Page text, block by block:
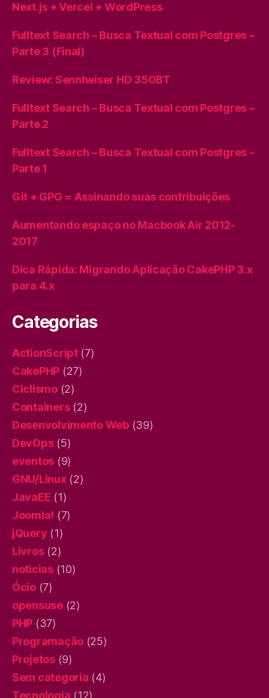
Next.js + Vercel + WordPress
Fulltext Search – Busca Textual com Postgres –
Parte 3 (Final)
Review: Sennheiser HD 350BT
Fulltext Search – Busca Textual com Postgres –
Parte 2
Fulltext Search – Busca Textual com Postgres –
Parte 1
Git + GPG = Assinando suas contribuições
Aumentando espaço no Macbook Air 2012-
2017
Dica Rápida: Migrando Aplicação CakePHP 3.x
para 4.x
Categorias
ActionScript(7)
CakePHP (27)
Ciclismo(2)
Containers(2)
Desenvolvimento Web(39)
DevOps(5)
eventos (9)
GNU/Linux(2)
JavaEE (1)
Joomla! (7)
jQuery (1)
Livros(2)
noticias(10)
Ócio(7)
opensuse(2)
PHP (37)
Programação (25)
Projetos(9)
Sem categoria (4)
Tecnologia (12)